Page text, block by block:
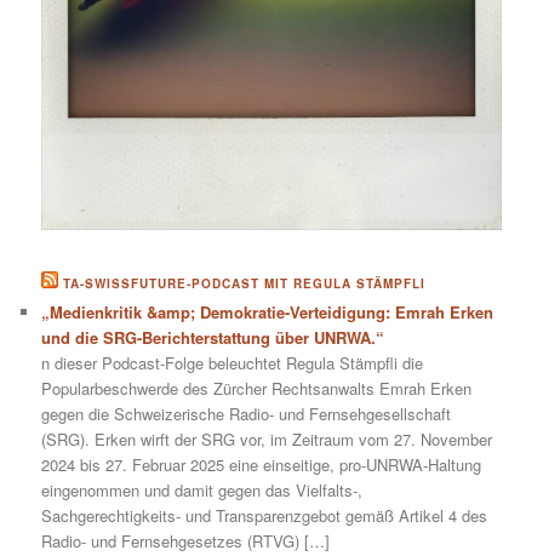
TA-SWISSFUTURE-PODCAST MIT REGULA STÄMPFLI
„Medienkritik &amp; Demokratie-Verteidigung: Emrah Erken
und die SRG-Berichterstattung über UNRWA.“
n dieser Podcast-Folge beleuchtet Regula Stämpfli die
Popularbeschwerde des Zürcher Rechtsanwalts Emrah Erken
gegen die Schweizerische Radio- und Fernsehgesellschaft
(SRG). Erken wirft der SRG vor, im Zeitraum vom 27. November
2024 bis 27. Februar 2025 eine einseitige, pro-UNRWA-Haltung
eingenommen und damit gegen das Vielfalts-,
Sachgerechtigkeits- und Transparenzgebot gemäß Artikel 4 des
Radio- und Fernsehgesetzes (RTVG) […]